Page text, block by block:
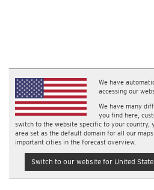
We have
accessing our
We have many
you find here,
switch to the website specific to your
area set as the default domain for all our
important cities in the forecast overview.
Switch to our website for United